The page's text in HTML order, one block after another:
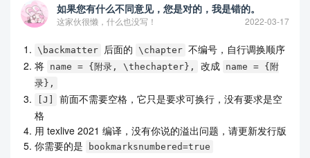
如果您有什么不同意见，您是对的，我是错的。
2022-03-17
这家伙很懒，什么也没写！
\backmatter 后面的 \chapter 不编号，自行调换顺序
将 name = {附录, \thechapter}, 改成 name = {附
录},
[J]
前面不需要空格，它只是要求可换行，没有要求是空
格
用 texlive 2021 编译，没有你说的溢出问题，请更新发行版
你需要的是
bookmarksnumbered=true